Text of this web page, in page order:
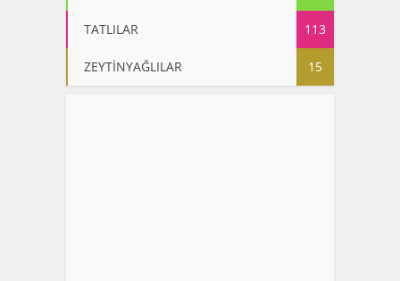
TATLILAR 113
ZEYTİNYAĞLILAR 15